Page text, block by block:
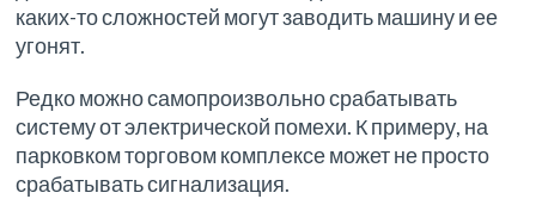
каких-то сложностей могут заводить машину и ее
угонят.
Редко можно самопроизвольно срабатывать
систему от электрической помехи. К примеру, на
парковком торговом комплексе может не просто
срабатывать сигнализация.